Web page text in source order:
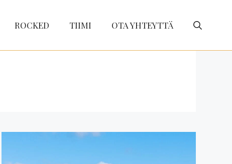
ROCKED TIIMI OTA YHTEYTTÄ